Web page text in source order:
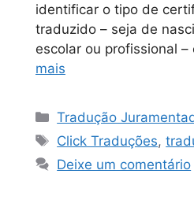
identificar o tipo de
traduzido – seja de
escolar ou profissional
mais
Tradução
Click Traduções,
Deixe um comentário